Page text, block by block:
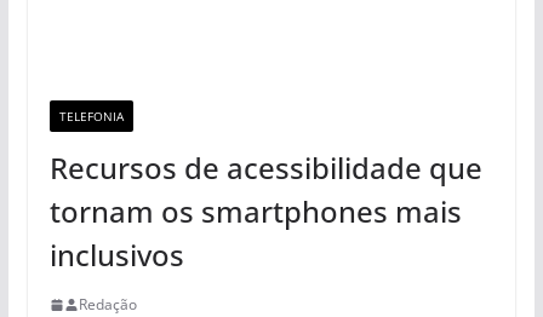
TELEFONIA
Recursos de acessibilidade que
tornam os smartphones mais
inclusivos
Redação